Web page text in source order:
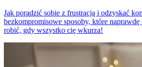
Jak poradzić sobie z frustracją i odzyskać
bezkompromisowe sposoby, które naprawdę
robić, gdy wszystko cię wkurza!